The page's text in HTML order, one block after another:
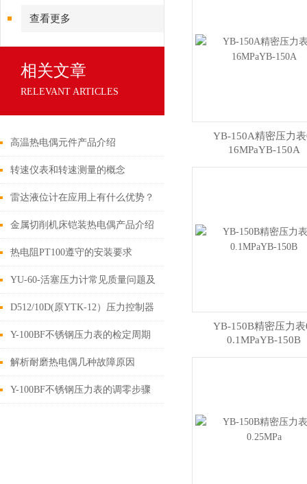
查看更多
相关文章
RELEVANT ARTICLES
高温热电偶元件产品介绍
转速仪表和转速测量的概念
雷达液位计在应用上有什么优势？
金属切削机床铠装热电偶产品介绍
热电阻PT100遵守的安装要求
YU-60-活塞压力计常见质量问题及
处理方法
D512/10D(原YTK-12）压力控制器
技术参数介绍
Y-100BF不锈钢压力表的检定周期
介绍
解析耐磨热电偶几种故障原因
Y-100BF不锈钢压力表的调零步骤
YB-150A精密压力
16MPaYB-150A
YB-150B精密压力
0.1MPaYB-150B